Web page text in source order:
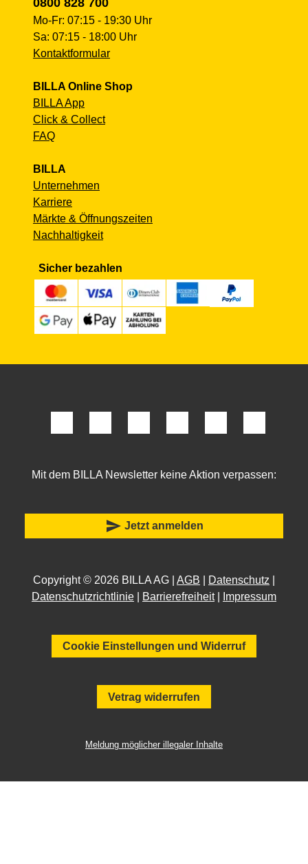
0800 828 700
Mo-Fr: 07:15 - 19:30 Uhr
Sa: 07:15 - 18:00 Uhr
Kontaktformular
BILLA Online Shop
BILLA App
Click & Collect
FAQ
BILLA
Unternehmen
Karriere
Märkte & Öffnungszeiten
Nachhaltigkeit
Sicher bezahlen
Mit dem BILLA Newsletter keine Aktion verpassen:
send Jetzt anmelden
Copyright © 2026 BILLA AG | AGB Datenschutz
Datenschutzrichtlinie
Barrierefreiheit| Impressum
Cookie Einstellungen und Widerruf
Vetrag widerrufen
Meldung möglicher illegaler Inhalte